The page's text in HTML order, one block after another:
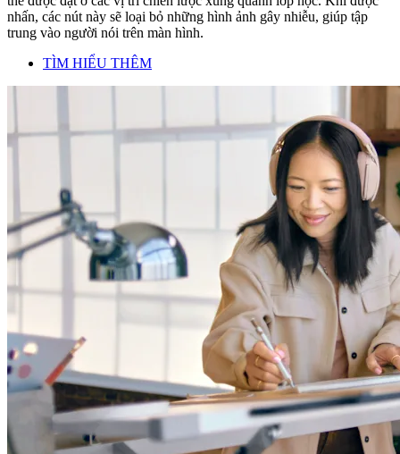
nhấn, các nút này sẽ loại bỏ những hình ảnh gây nhiễu, giúp tập
trung vào người nói trên màn hình.
TÌM HIỂU THÊM